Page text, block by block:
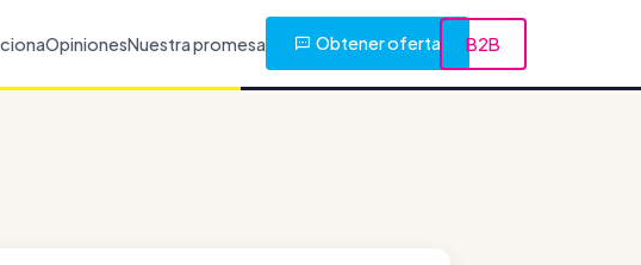
OpinionesNuestra promesa Obtener oferta B2B